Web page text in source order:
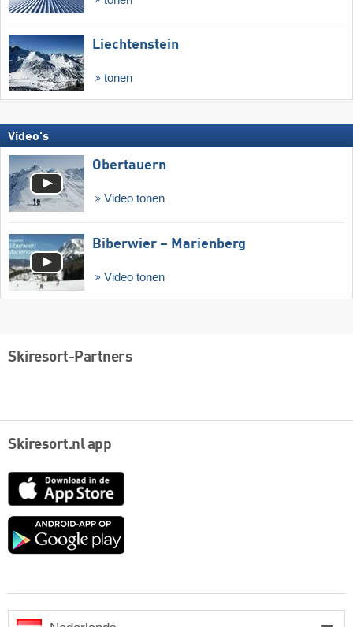
Liechtenstein
tonen
Video's
Obertauern
Video tonen
Biberwier – Marienberg
Video tonen
Skiresort-Partners
Skiresort.nl app
App
Google